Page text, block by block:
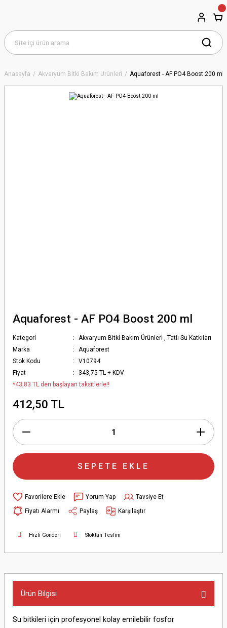
Anasayfa Akvaryum Bitki Bakım Ürünleri Aquaforest - AF PO4 Boost 200 ml
Aquaforest - AF PO4 Boost 200 ml
Kategori Akvaryum Bitki Bakım Ürünleri ,Tatlı Su Katkıları
Marka
Aquaforest
Stok Kodu
V10794
Fiyat
343,75 TL + KDV
*43,83 TL den başlayan taksitlerle!!
412,50 TL
SEPETE EKLE
Yorum Yap
Tavsiye Et
Fiyatı Alarmı
Paylaş Karşılaştır
Hızlı Gönderi Stoktan Teslim
Ürün Bilgisi
Su bitkileri için profesyonel kolay emilebilir fosfor